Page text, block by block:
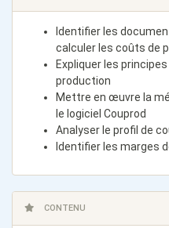
Identifier les
calculer les coûts de
Expliquer les
production
Mettre en œuvre la
le logiciel Couprod
Analyser le profil de
Identifier les marges
CONTENU